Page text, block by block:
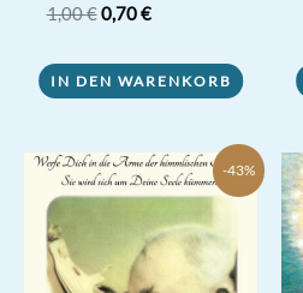
1,00€ Ursprünglicher
1,00 €
0,70€Aktueller
0,70 €.
IN DEN WARENKORB
-43%